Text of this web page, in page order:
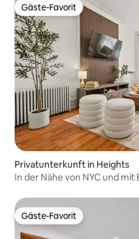
Gäste-Favorit
Gäste-Favorit
Privatunterkunft in Heights
In der Nähe von NYC und mit
Gäste-Favorit
Gäste-Favorit